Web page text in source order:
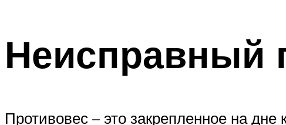
Неисправный
Противовес – это закрепленное на